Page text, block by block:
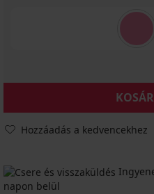
Hozzáadás a kedvencekhez
napon belül